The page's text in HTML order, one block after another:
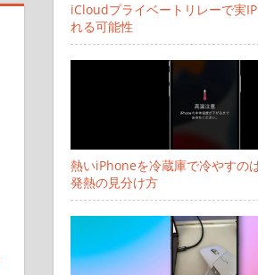
iCloudプライベートリレーで実
れる可能性
熱いiPhoneを冷蔵庫で冷やすの
発熱の見分け方